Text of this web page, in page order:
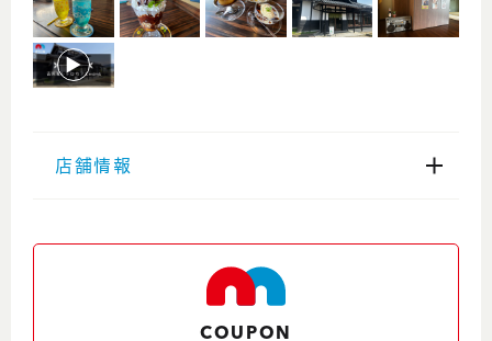
店舗情報
〒918-8232 福井県福井市荒木別所町7-
COUPON